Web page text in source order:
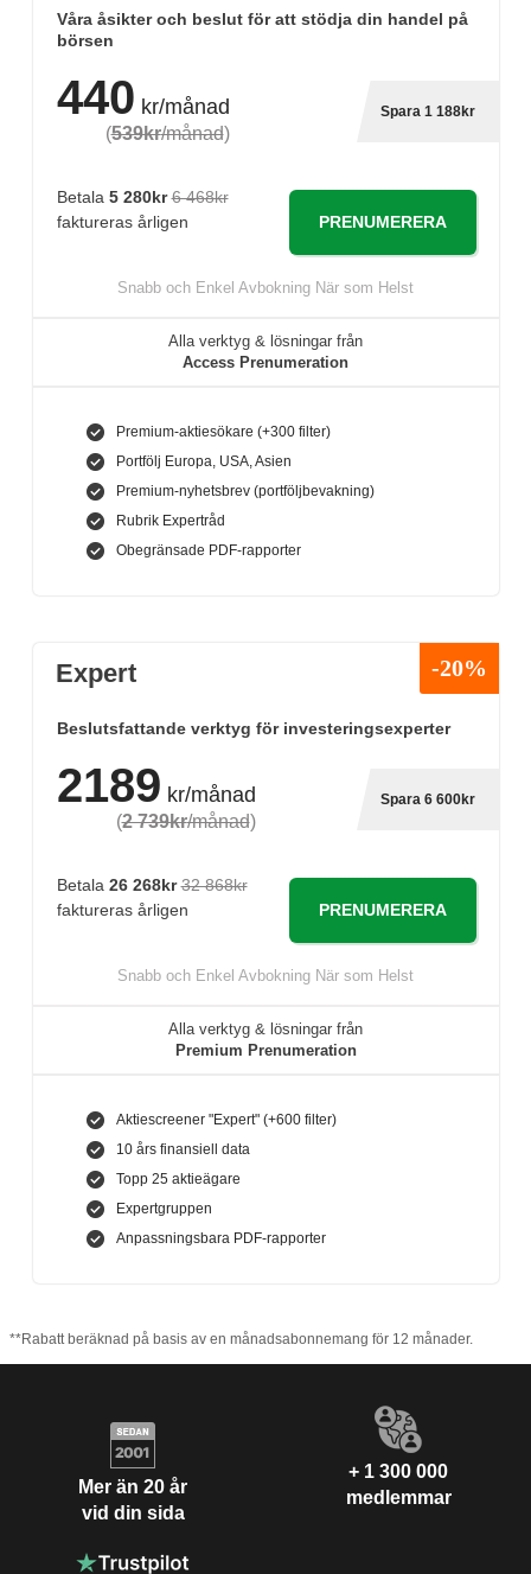
Våra åsikter och beslut för att stödja din handel på
börsen
440 kr/månad
(539kr/månad)
Spara 1 188kr
Betala 5 280kr 6 468kr
faktureras årligen
PRENUMERERA
Snabb och Enkel Avbokning När som Helst
Alla verktyg & lösningar från
Access Prenumeration
Premium-aktiesökare (+300 filter)
Portfölj Europa, USA, Asien
Premium-nyhetsbrev (portföljbevakning)
Rubrik Expertråd
Obegränsade PDF-rapporter
Expert -20%
Beslutsfattande verktyg för investeringsexperter
2189 kr/månad
(2 739kr/månad)
Spara 6 600kr
Betala 26 268kr 32 868kr
faktureras årligen
PRENUMERERA
Snabb och Enkel Avbokning När som Helst
Alla verktyg & lösningar från
Premium Prenumeration
Aktiescreener "Expert" (+600 filter)
10 års finansiell data
Topp 25 aktieägare
Expertgruppen
Anpassningsbara PDF-rapporter
**Rabatt beräknad på basis av en månadsabonnemang för 12 månader.
Mer än 20 år
vid din sida
+ 1 300 000
medlemmar